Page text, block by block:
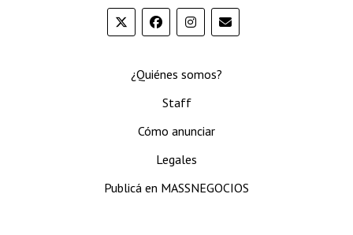
¿Quiénes somos?
Staff
Cómo anunciar
Legales
Publicá en MASSNEGOCIOS